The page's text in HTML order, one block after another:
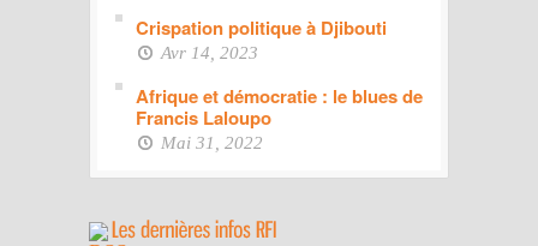
Crispation politique à Djibouti
Avr 14, 2023
Afrique et démocratie : le blues de
Francis Laloupo
Mai 31, 2022